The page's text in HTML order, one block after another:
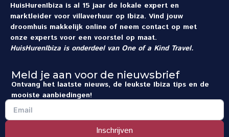
HuisHurenIbiza is al 15 jaar de lokale expert en
marktleider voor villaverhuur op Ibiza. Vind jouw
droomhuis makkelijk online of neem contact op met
onze experts voor een voorstel op maat.
HuisHurenIbiza is onderdeel van One of a Kind Travel.
Meld je aan voor de nieuwsbrief
Ontvang het laatste nieuws, de leukste Ibiza tips en de
mooiste aanbiedingen!
Inschrijven